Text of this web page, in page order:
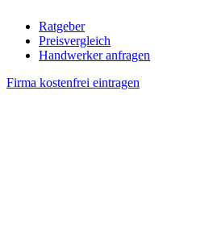
Ratgeber
Preisvergleich
Handwerker anfragen
Firma kostenfrei eintragen